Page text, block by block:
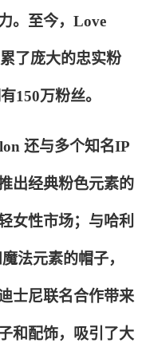
。至今，Love
了庞大的忠实粉
150万粉丝。
还与多个知名IP
出经典粉色元素的
女性市场；与哈利
法元素的帽子，
士尼联名合作带来
和配饰，吸引了大